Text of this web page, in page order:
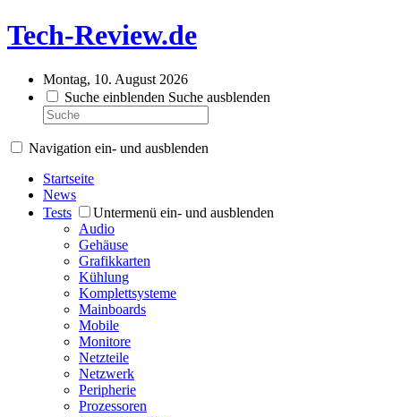
Tech-Review.de
Montag, 10. August 2026
Suche einblenden Suche ausblenden
Navigation ein- und ausblenden
Startseite
News
Tests
Untermenü ein- und ausblenden
Audio
Gehäuse
Grafikkarten
Kühlung
Komplettsysteme
Mainboards
Mobile
Monitore
Netzteile
Netzwerk
Peripherie
Prozessoren